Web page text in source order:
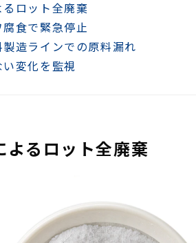
ロット全廃棄
食で緊急停止
造ラインでの原料漏れ
変化を監視
るロット全廃棄